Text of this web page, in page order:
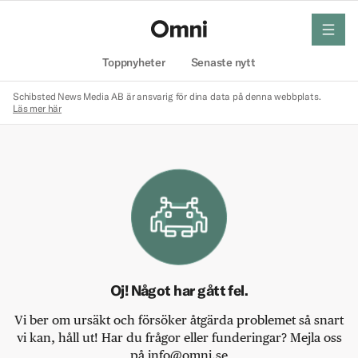
Toppnyheter Senaste nytt
meny
Schibsted News Media AB är ansvarig för dina data på denna webbplats.
Läs mer här
Oj! Något har gått fel.
Vi ber om ursäkt och försöker åtgärda problemet så snart
vi kan, håll ut! Har du frågor eller funderingar? Mejla oss